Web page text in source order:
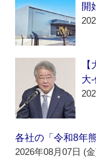
開
大
各社の「令和8年
2026年08月07日 (